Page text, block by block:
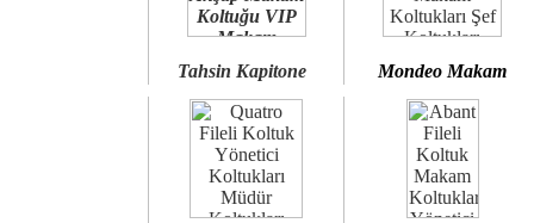
Tahsin Kapitone Mondeo Makam